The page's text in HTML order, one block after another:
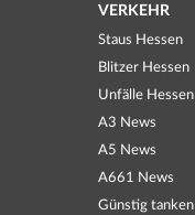
VERKEHR
Staus Hessen
Blitzer Hessen
Unfälle Hessen
A3 News
A5 News
A661 News
Günstig tanken